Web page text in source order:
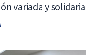
variada y solidaria